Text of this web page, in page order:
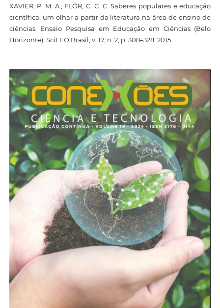
XAVIER, P. M. A.; FLÔR, C. C. C. Saberes populares e educação
científica: um olhar a partir da literatura na área de ensino de
ciências. Ensaio Pesquisa em Educação em Ciências (Belo
Horizonte), SciELO Brasil, v. 17, n. 2, p. 308–328, 2015.